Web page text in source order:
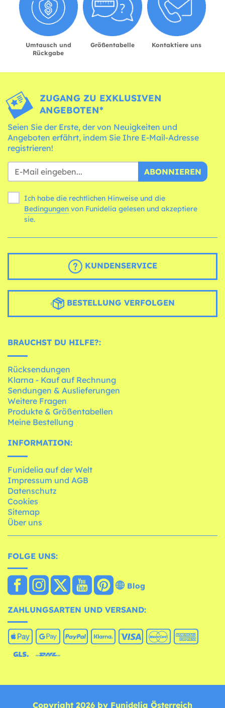
Umtausch und
Rückgabe
Größentabelle Kontaktiere uns
ZUGANG ZU EXKLUSIVEN
ANGEBOTEN*
Seien Sie der Erste, der von Neuigkeiten und
Angeboten erfährt, indem Sie Ihre E-Mail-Adresse
registrieren!
ABONNIEREN
Ich habe die rechtlichen Hinweise und die
Bedingungen
sie.
KUNDENSERVICE
BESTELLUNG VERFOLGEN
BRAUCHST DU HILFE?:
Rücksendungen
Klarna - Kauf auf Rechnung
Sendungen & Auslieferungen
Weitere Fragen
Produkte & Größentabellen
Meine Bestellung
INFORMATION:
Funidelia auf der Welt
Impressum und AGB
Datenschutz
Cookies
Sitemap
Über uns
FOLGE UNS:
Blog
ZAHLUNGSARTEN UND VERSAND:
Copyright 2026 by Funidelia Österreich